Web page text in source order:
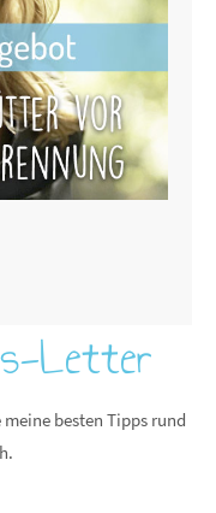
Letter
besten Tipps rund